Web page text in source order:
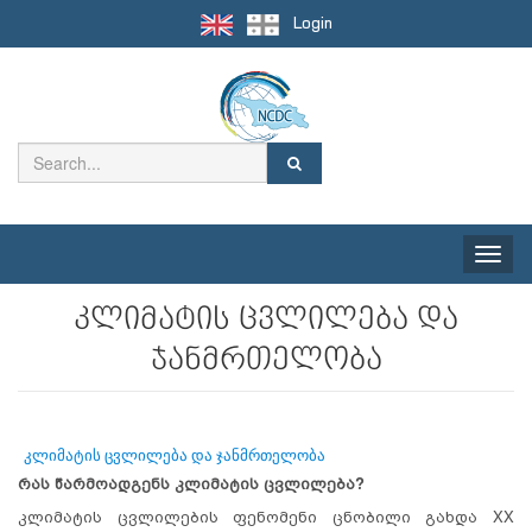
Login
Toggle
კლიმატის ცვლილება და
ჯანმრთელობა
კლიმატის ცვლილება და ჯანმრთელობა
რას წარმოადგენს კლიმატის ცვლილება?
კლიმატის ცვლილების ფენომენი ცნობილი გახდა XX